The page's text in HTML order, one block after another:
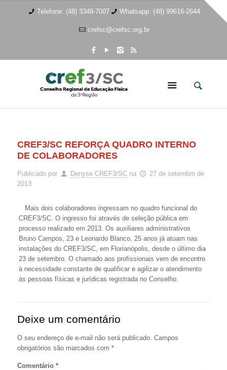
Telefone: (48) 3348-7007 Whatsapp: (48) 99616-2644
crefsc@crefsc.org.br
CREF3/SC REFORÇA QUADRO INTERNO
DE COLABORADORES
Publicado por Denyse CREF3/SC na
27 de setembro de
2013
Mais dois colaboradores ingressam no quadro funcional do
CREF3/SC. O ingresso foi através de seleção pública em
processo realizado em 2013. Os auxiliares administrativos
Bruno Campos, 23 e Leonardo Blanco, 25 anos já atuam nas
instalações do CREF3/SC, em Florianópolis, desde o último dia
23 de setembro. O chamado aos profissionais vem de encontro
à necessidade constante de qualificar e agilizar o atendimento
às pessoas físicas e jurídicas registrada no Conselho.
Deixe um comentário
O seu endereço de e-mail não será publicado. Campos
obrigatórios são marcados com *
Comentário *